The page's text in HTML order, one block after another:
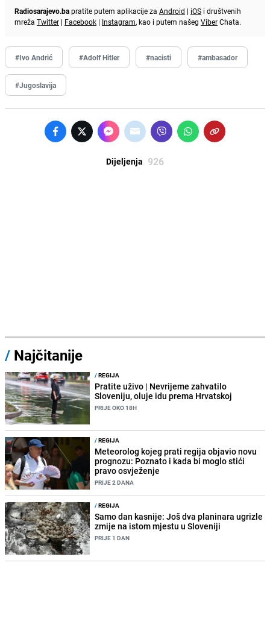
Radiosarajevo.bapratite putem aplikacije za Android | iOS i društvenih
mreža Twitter | Facebook | Instagram, kao i putem našeg ViberChata.
#Ivo Andrić #Adolf Hitler #nacisti #ambasador
#Jugoslavija
Dijeljenja 926
/ Najčitanije
/REGIJA
Pratite uživo | Nevrijeme zahvatilo
Sloveniju, oluje idu prema Hrvatskoj
PRIJE OKO 18H
/REGIJA
Meteorolog kojeg prati regija objavio novu
prognozu: Poznato i kada bi moglo stići
pravo osvježenje
PRIJE 2 DANA
/REGIJA
Samo dan kasnije: Još dva planinara ugrizle
zmije na istom mjestu u Sloveniji
PRIJE 1 DAN